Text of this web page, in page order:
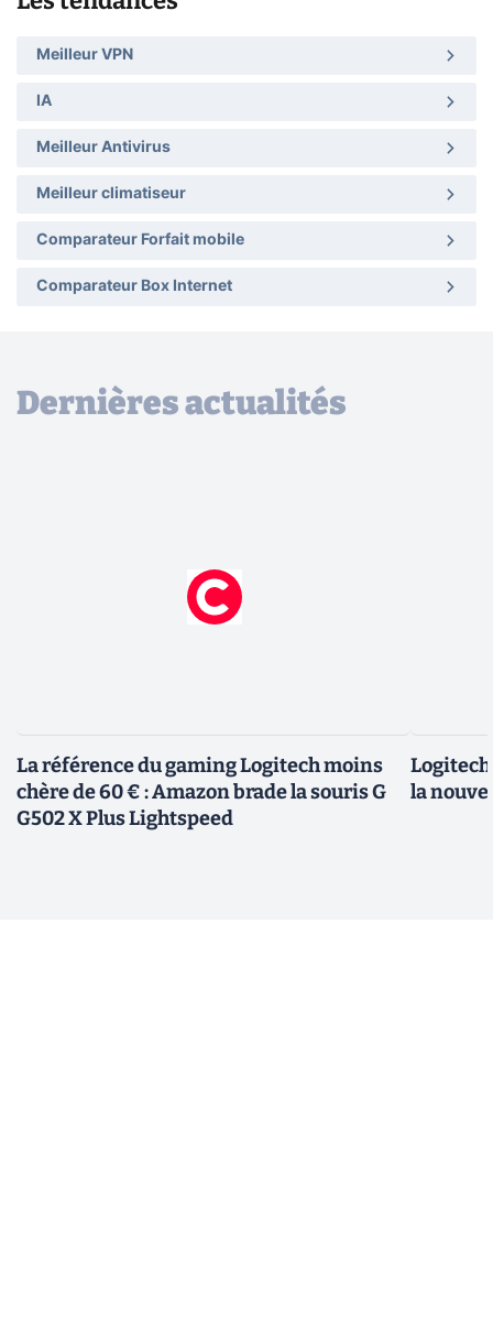
Meilleur VPN
IA
Meilleur Antivirus
Meilleur climatiseur
Comparateur Forfait mobile
Comparateur Box Internet
Dernières actualités
La référence du gaming Logitech moins
chère de 60 € : Amazon brade la souris G
G502 X Plus Lightspeed
la